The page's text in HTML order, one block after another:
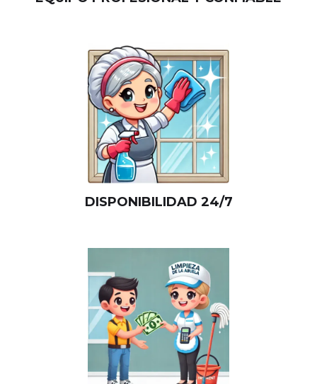
DISPONIBILIDAD 24/7